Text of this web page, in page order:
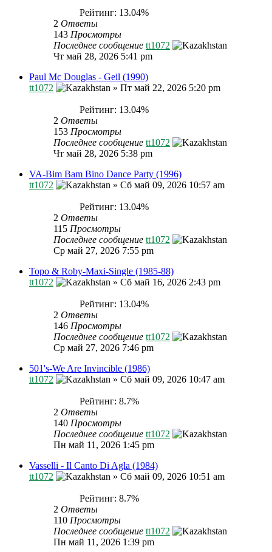
Рейтинг: 13.04%
2 Ответы
143 Просмотры
Последнее сообщение tt1072
Чт май 28, 2026 5:41 pm
Paul Mc Douglas - Geil (1990)
tt1072
» Пт май 22, 2026 5:20 pm
Рейтинг: 13.04%
2 Ответы
153 Просмотры
Последнее сообщение tt1072
Чт май 28, 2026 5:38 pm
VA-Bim Bam Bino Dance Party (1996)
tt1072
» Сб май 09, 2026 10:57 am
Рейтинг: 13.04%
2 Ответы
115 Просмотры
Последнее сообщение tt1072
Ср май 27, 2026 7:55 pm
Topo & Roby-Maxi-Single (1985-88)
tt1072
» Сб май 16, 2026 2:43 pm
Рейтинг: 13.04%
2 Ответы
146 Просмотры
Последнее сообщение tt1072
Ср май 27, 2026 7:46 pm
501's-We Are Invincible (1986)
tt1072
» Сб май 09, 2026 10:47 am
Рейтинг: 8.7%
2 Ответы
140 Просмотры
Последнее сообщение tt1072
Пн май 11, 2026 1:45 pm
Vasselli - Il Canto Di Agla (1984)
tt1072
» Сб май 09, 2026 10:51 am
Рейтинг: 8.7%
2 Ответы
110 Просмотры
Последнее сообщение tt1072
Пн май 11, 2026 1:39 pm